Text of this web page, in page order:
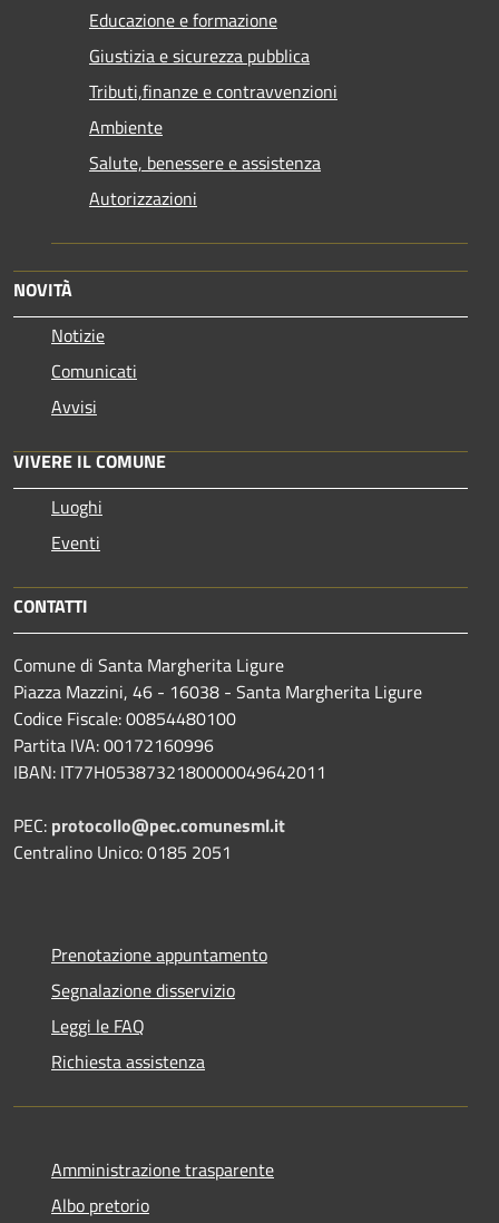
Educazione e formazione
Giustizia e sicurezza pubblica
Tributi,finanze e contravvenzioni
Ambiente
Salute, benessere e assistenza
Autorizzazioni
NOVITÀ
Notizie
Comunicati
Avvisi
VIVERE IL COMUNE
Luoghi
Eventi
CONTATTI
Comune di Santa Margherita Ligure
Piazza Mazzini, 46 - 16038 - Santa Margherita Ligure
Codice Fiscale: 00854480100
Partita IVA: 00172160996
IBAN: IT77H0538732180000049642011
PEC: protocollo@pec.comunesml.it
Centralino Unico: 0185 2051
Prenotazione appuntamento
Segnalazione disservizio
Leggi le FAQ
Richiesta assistenza
Amministrazione trasparente
Albo pretorio